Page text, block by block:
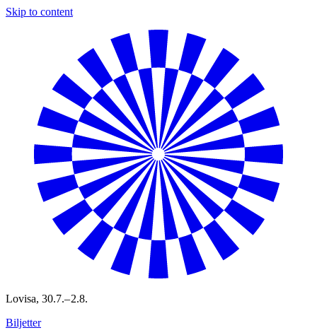
Skip to content
Lovisa, 30.7.– 2.8.
Biljetter